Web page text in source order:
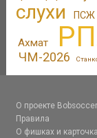
слухи
ПСЖ
Ахмат
ЧМ-2026
О проекте Bobsoccer
Правила
О фишках и